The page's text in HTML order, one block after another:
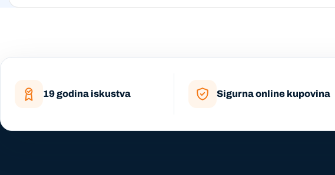
19 godina iskustva Sigurna online kupovina